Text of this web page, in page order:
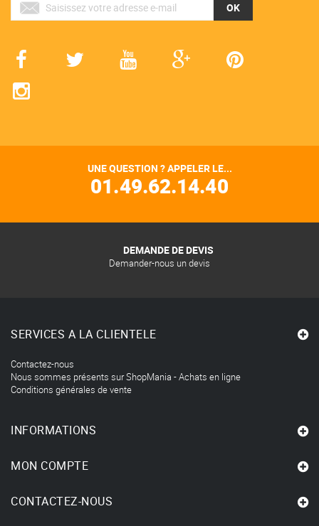
OK
UNE QUESTION ? APPELER LE...
01.49.62.14.40
DEMANDE DE DEVIS
Demander-nous un devis
SERVICES A LA CLIENTELE
Contactez-nous
Nous sommes présents sur ShopMania - Achats en ligne
Conditions générales de vente
INFORMATIONS
MON COMPTE
CONTACTEZ-NOUS